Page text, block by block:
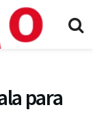
para